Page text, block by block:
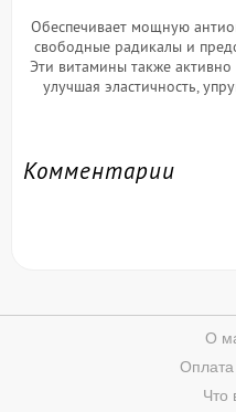
Обеспечивает мощную
свободные радикалы и
Эти витамины также
улучшая эластичность,
Комментарии
О
Оплата
Что